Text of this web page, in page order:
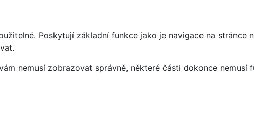
Poskytují základní funkce jako je navigace na stránce
nemusí zobrazovat správně, některé části dokonce